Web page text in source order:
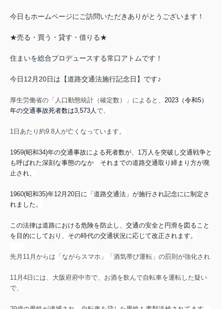
今日もホームページにご訪問いただきありがとうございます！
★売る・買う・貸す・借りる★
住まいを総合プロデュースする常口アトムです！
今日12月20日は【道路交通法施行記念日】です♪
厚生労働省の「人口動態統計（確定数）」によると、 2023（令和5）
年の交通事故死者数は3,573人 で、
1日あたり約9.8人が亡くなっています。
1959(昭和34)年の交通事故による死者数が、1万人を突破し交通戦争と
も呼ばれた深刻な事態のなか それまでの道路交通取り締まり方が廃
止され、
1960(昭和35)年12月20日に 「道路交通法」が施行され記念にに制定さ
れました。
この法律は道路における危険を防止し、交通の安全と円滑を図ること
を目的にしており、その時代の交通状況に応じて改正されます。
先月11月からは「ながらスマホ」「酒気帯び運転」の罰則が強化され
11月4日には、大阪府府中市で、お酒を飲んで自転車を運転した疑い
で、